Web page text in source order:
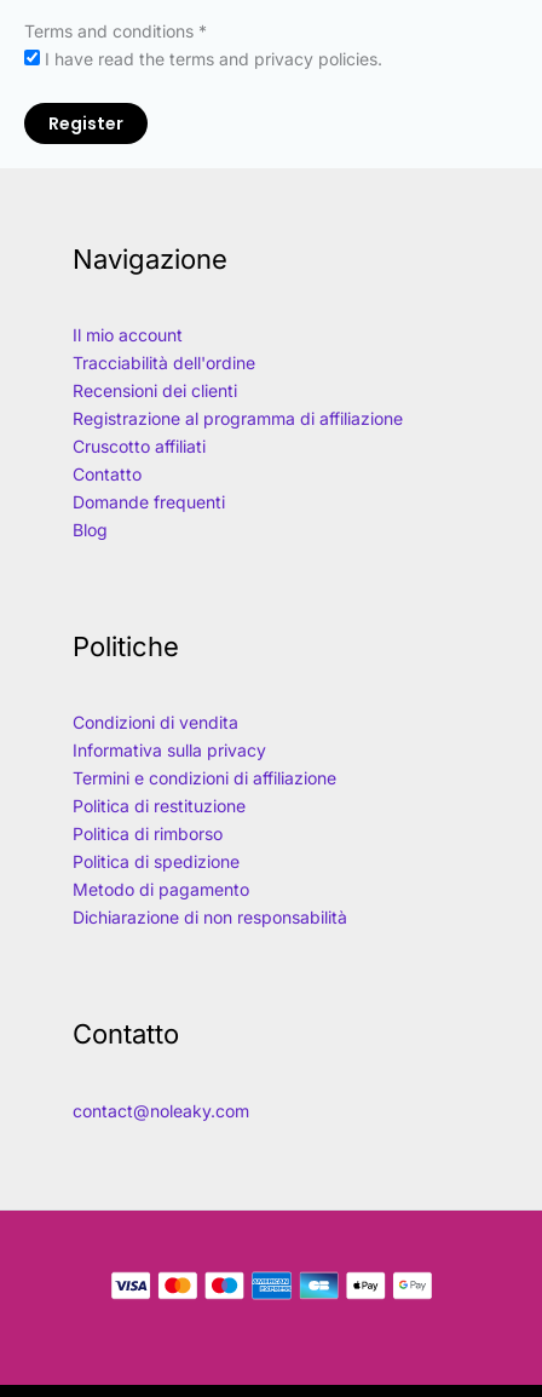
Terms and conditions *
I have read the terms and privacy policies.
Register
Navigazione
Il mio account
Tracciabilità dell'ordine
Recensioni dei clienti
Registrazione al programma di affiliazione
Cruscotto affiliati
Contatto
Domande frequenti
Blog
Politiche
Condizioni di vendita
Informativa sulla privacy
Termini e condizioni di affiliazione
Politica di restituzione
Politica di rimborso
Politica di spedizione
Metodo di pagamento
Dichiarazione di non responsabilità
Contatto
contact@noleaky.com